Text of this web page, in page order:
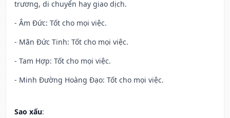
trương, di chuyển hay giao dịch.
- Âm Đức: Tốt cho mọi việc.
- Mãn Đức Tinh: Tốt cho mọi việc.
- Tam Hợp: Tốt cho mọi việc.
- Minh Đường Hoàng Đạo: Tốt cho mọi việc.
Sao xấu: